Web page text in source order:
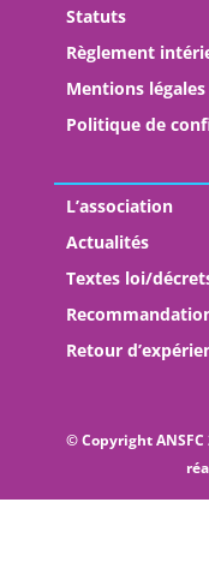
Statuts
Règlement
Mentions légales
Politique de
L’association
Actualités
Textes loi/
Retour
© Copyright